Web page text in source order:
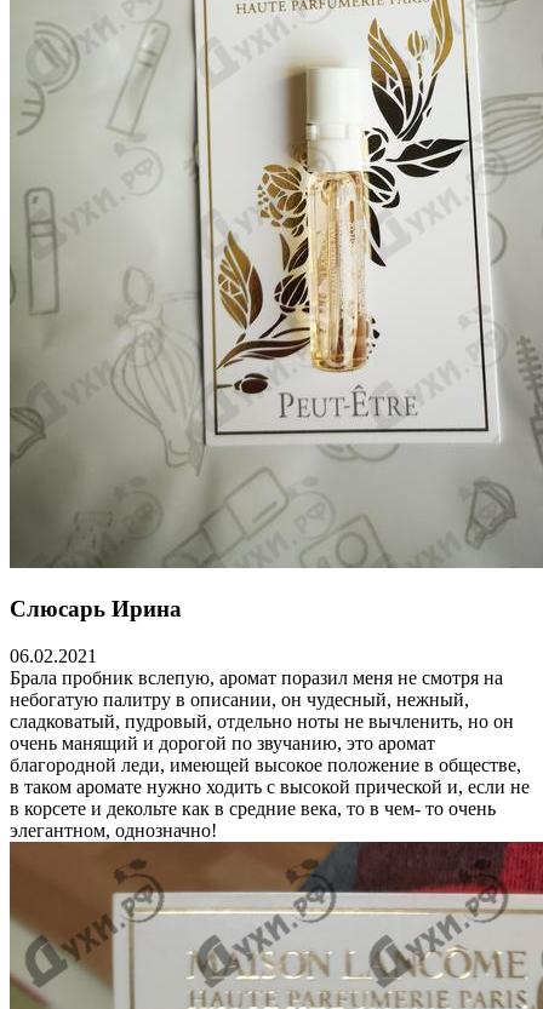
Слюсарь Ирина
06.02.2021
Брала пробник вслепую, аромат поразил меня не смотря на
небогатую палитру в описании, он чудесный, нежный,
сладковатый, пудровый, отдельно ноты не вычленить, но он
очень манящий и дорогой по звучанию, это аромат
благородной леди, имеющей высокое положение в обществе,
в таком аромате нужно ходить с высокой прической и, если не
в корсете и декольте как в средние века, то в чем- то очень
элегантном, однозначно!